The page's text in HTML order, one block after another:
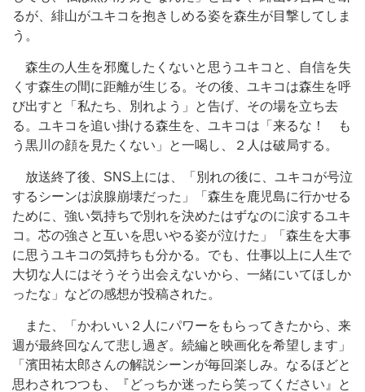
るが、緋山がユキコを抱きしめる姿を森生が目撃してしま
う。
森生の人生を邪魔したくないと思うユキコと、自信を失
くす森生の間に距離が生じる。その後、ユキコは森生を呼
び出すと「私たち、別れよう」と告げ、その場を立ち去
る。ユキコを追い掛ける森生を、ユキコは「来るな！ も
う黒川の顔を見たくない」と一喝し、２人は破局する。
放送終了後、SNS上には、「別れの後に、ユキコが号泣
するシーンは涙腺崩壊だった」「森生を鹿児島に行かせる
ために、強い気持ちで別れを決めたはずなのに涙するユキ
コ。芯の強さと互いを思いやる姿が泣けた」「森生を大事
に思うユキコの気持ちも分かる。でも、仕事以上に人生で
大切な人にはそうそう出会えないから、一緒にいてほしか
ったな」などの感想が投稿された。
また、「かわいい２人にパワーをもらってきたから、来
週が最終回なんて悲し過ぎ。続編と映画化を希望します」
「濱田祐太郎さんの解説シーンが毎回楽しみ。なるほどと
思わされつつも、『どっちか迷ったら笑ってください』と